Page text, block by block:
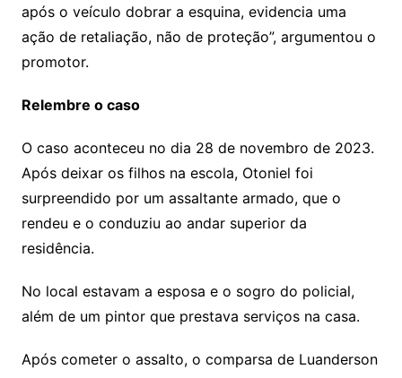
após o veículo dobrar a esquina, evidencia uma
ação de retaliação, não de proteção”, argumentou o
promotor.
Relembre o caso
O caso aconteceu no dia 28 de novembro de 2023.
Após deixar os filhos na escola, Otoniel foi
surpreendido por um assaltante armado, que o
rendeu e o conduziu ao andar superior da
residência.
No local estavam a esposa e o sogro do policial,
além de um pintor que prestava serviços na casa.
Após cometer o assalto, o comparsa de Luanderson